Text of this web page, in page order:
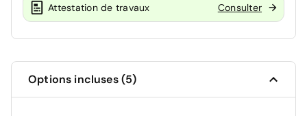
Attestation de travaux Consulter
Options incluses (5)